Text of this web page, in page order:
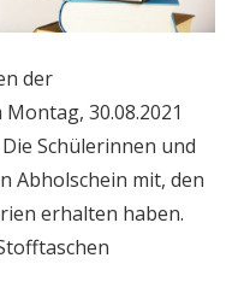
der
30.08.2021
Schülerinnen und
Abholschein mit, den
erhalten haben.